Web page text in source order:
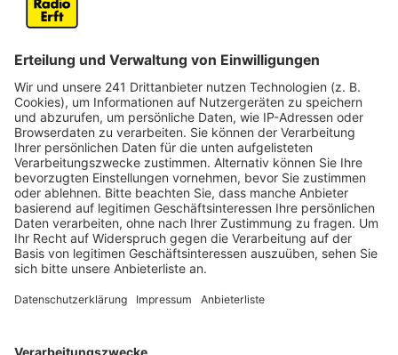
Der aus Bedburg stammende Bundestagsabgeordnete
und Rechtsanwalt
Georg Kippels
übernimmt im
Bundesgesundheitsministerium das Amt des
Staatssekretärs.
Im Forschungsministerium wirdMatthias Hauerneuer
Staatssekretär. Hauer ist Rechtsanwalt, kommt
gebürtig aus Hattingen und ist der Vorsitzende der
CDU in Essen.
Anzeige
©picture alliance/dpa | Fabian Sommer
Amt werden - eine Art Vertreterin des designierten